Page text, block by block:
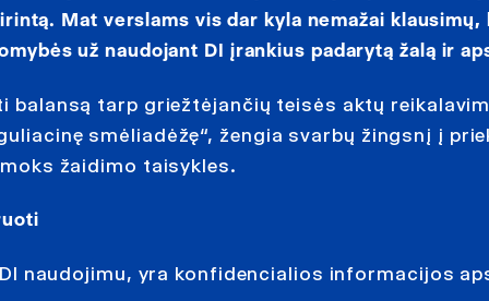
Mat verslams vis dar kyla nemažai
už naudojant DI įrankius padarytą žalą ir
balansą tarp griežtėjančių teisės aktų
smėliadėžę“, žengia svarbų žingsnį į
žaidimo taisykles.
naudojimu, yra konfidencialios informacijos